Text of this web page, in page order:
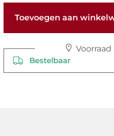
Toevoegen aan
Bestelbaar